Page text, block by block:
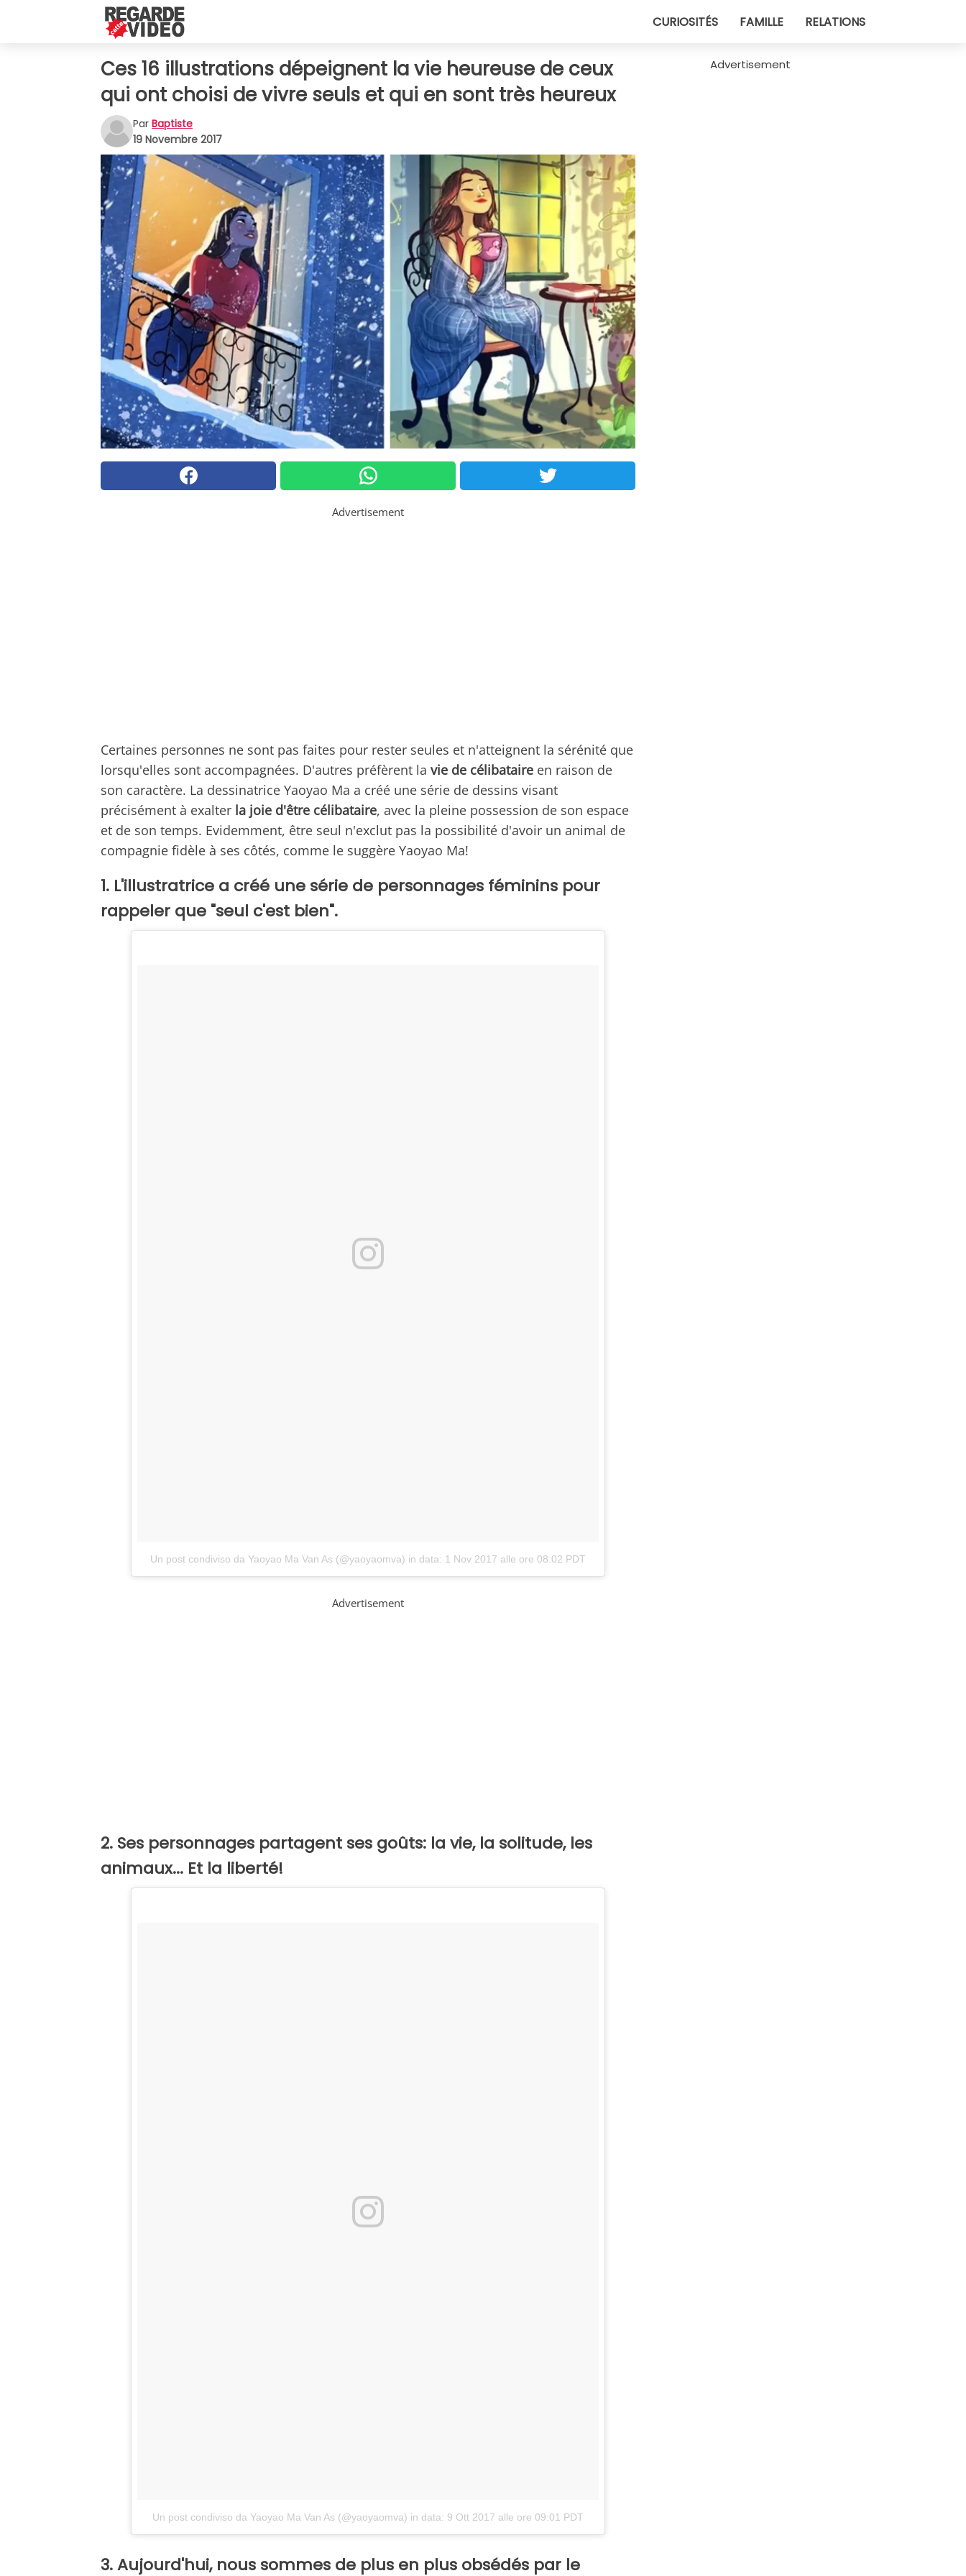
CURIOSITÉS FAMILLE RELATIONS
Ces 16 illustrations dépeignent la vie heureuse de ceux
qui ont choisi de vivre seuls et qui en sont très heureux
Par Baptiste
19 Novembre 2017
Advertisement
Certaines personnes ne sont pas faites pour rester seules et n'atteignent la sérénité que
lorsqu'elles sont accompagnées. D'autres préfèrent la vie de célibataire en raison de
son caractère. La dessinatrice Yaoyao Ma a créé une série de dessins visant
précisément à exalter la joie d'être célibataire, avec la pleine possession de son espace
et de son temps. Evidemment, être seul n'exclut pas la possibilité d'avoir un animal de
compagnie fidèle à ses côtés, comme le suggère Yaoyao Ma!
1. L'illustratrice a créé une série de personnages féminins pour
rappeler que "seul c'est bien".
Un post condiviso da Yaoyao Ma Van As (@yaoyaomva) in data: 1 Nov 2017 alle ore 08:02 PDT
Advertisement
2. Ses personnages partagent ses goûts: la vie, la solitude, les
animaux... Et la liberté!
Un post condiviso da Yaoyao Ma Van As (@yaoyaomva) in data: 9 Ott 2017 alle ore 09:01 PDT
3. Aujourd'hui, nous sommes de plus en plus obsédés par le
Advertisement